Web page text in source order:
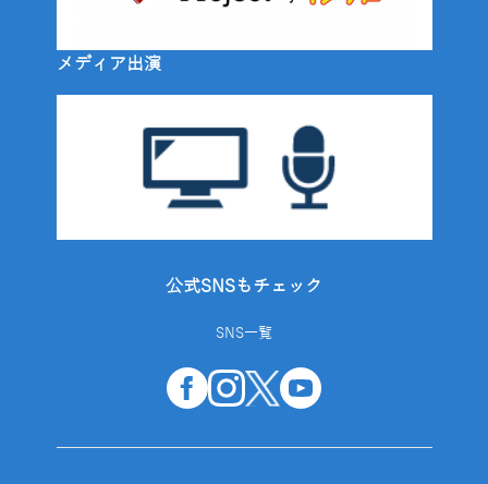
メディア出演
公式SNSもチェック
SNS一覧